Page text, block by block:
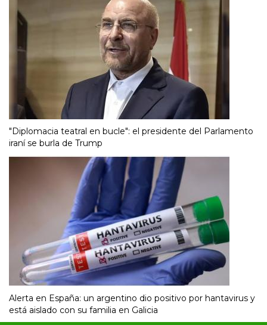
"Diplomacia teatral en bucle": el presidente del Parlamento
iraní se burla de Trump
Alerta en España: un argentino dio positivo por hantavirus y
está aislado con su familia en Galicia